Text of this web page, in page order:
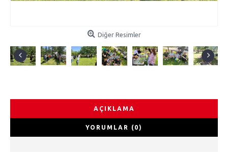
Diğer Resimler
AÇIKLAMA
YORUMLAR (0)